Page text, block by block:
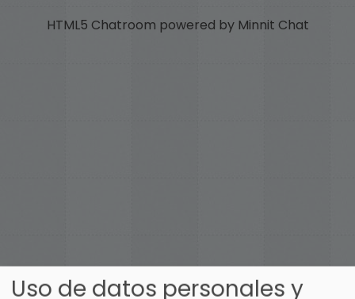
HTML5 Chatroom powered by Minnit Chat
Uso de datos personales y